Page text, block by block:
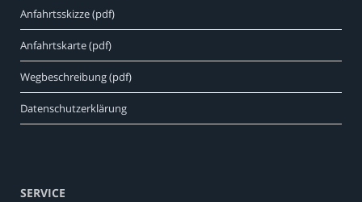
Anfahrtsskizze (pdf)
Anfahrtskarte (pdf)
Wegbeschreibung (pdf)
Datenschutzerklärung
SERVICE